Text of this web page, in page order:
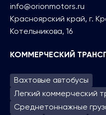
info@orionmotors.ru
Красноярский край, г.
Котельникова, 16
КОММЕРЧЕСКИЙ
Вахтовые автобусы
Легкий коммерческий
Среднетоннажные